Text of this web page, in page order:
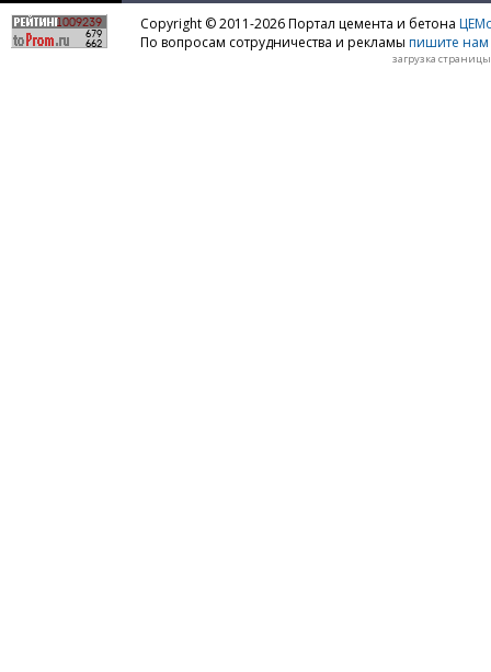
Copyright © 2011-2026 Портал цемента и бетона
По вопросам сотрудничества и рекламы пишите нам
загрузка